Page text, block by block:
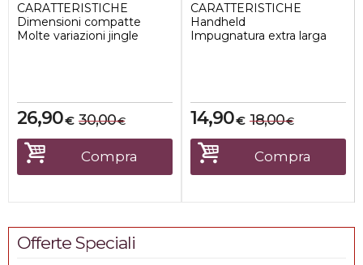
CARATTERISTICHE
Dimensioni compatte
Molte variazioni jingle
€
26,90 €
30,00
Compra
CARATTERISTICHE
Handheld
Impugnatura extra larga
€
14,90 €
18,00
Compra
Offerte Speciali